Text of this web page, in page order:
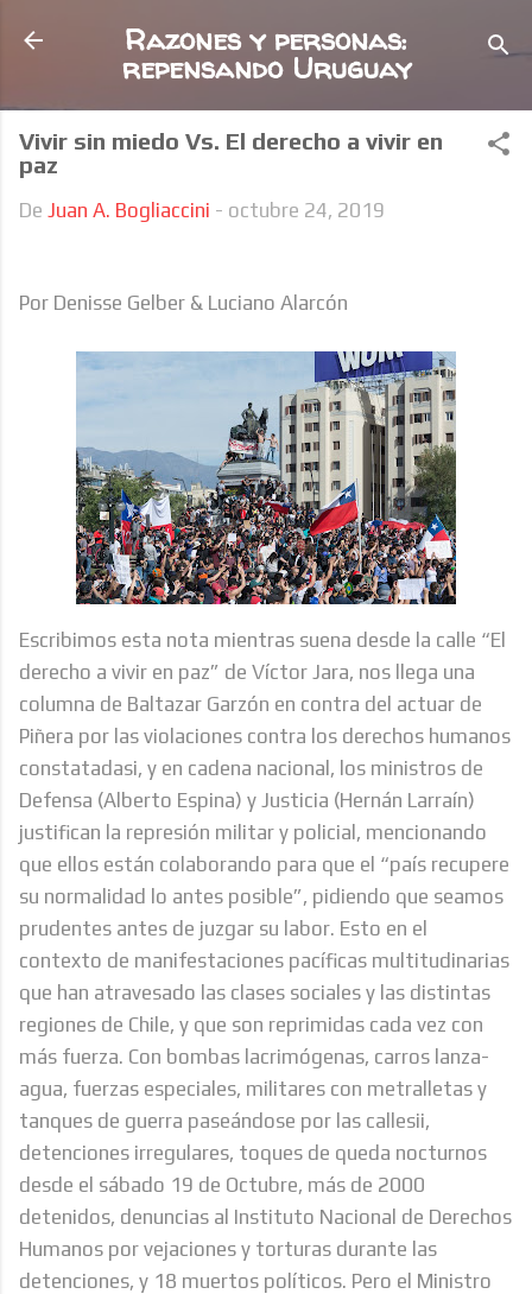
Ir al contenido principal
Razones y personas:
repensando Uruguay
Vivir sin miedo Vs. El derecho a vivir en
paz
De Juan A. Bogliaccini - octubre 24, 2019
Por Denisse Gelber & Luciano Alarcón
Escribimos esta nota mientras suena desde la calle “El
derecho a vivir en paz” de Víctor Jara, nos llega una
columna de Baltazar Garzón en contra del actuar de
Piñera por las violaciones contra los derechos humanos
constatadasi, y en cadena nacional, los ministros de
Defensa (Alberto Espina) y Justicia (Hernán Larraín)
justifican la represión militar y policial, mencionando
que ellos están colaborando para que el “país recupere
su normalidad lo antes posible”, pidiendo que seamos
prudentes antes de juzgar su labor. Esto en el
contexto de manifestaciones pacíficas multitudinarias
que han atravesado las clases sociales y las distintas
regiones de Chile, y que son reprimidas cada vez con
más fuerza. Con bombas lacrimógenas, carros lanza-
agua, fuerzas especiales, militares con metralletas y
tanques de guerra paseándose por las callesii,
detenciones irregulares, toques de queda nocturnos
desde el sábado 19 de Octubre, más de 2000
detenidos, denuncias al Instituto Nacional de Derechos
Humanos por vejaciones y torturas durante las
detenciones, y 18 muertos políticos. Pero el Ministro